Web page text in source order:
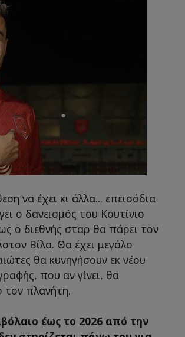
να έχει κι άλλα... επεισόδια
ο δανεισμός του Κουτίνιο
ο διεθνής σταρ θα πάρει τον
Βίλα. Θα έχει μεγάλο
θα κυνηγήσουν εκ νέου
που αν γίνει, θα
τον πλανήτη.
έως το 2026 από την